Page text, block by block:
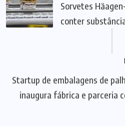
Sorvetes
conter
Startup de embalagens de
inaugura fábrica e parceria